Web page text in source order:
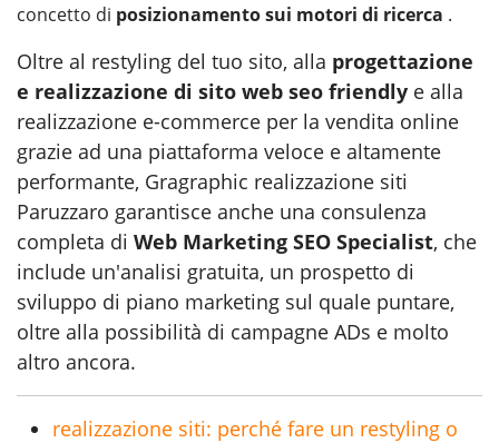
concetto di posizionamento sui motori di ricerca .
Oltre al restyling del tuo sito, alla progettazione
e realizzazione di sito web seo friendly e alla
realizzazione e-commerce per la vendita online
grazie ad una piattaforma veloce e altamente
performante, Gragraphic realizzazione siti
Paruzzaro garantisce anche una consulenza
completa di Web Marketing SEO Specialist, che
include un'analisi gratuita, un prospetto di
sviluppo di piano marketing sul quale puntare,
oltre alla possibilità di campagne ADs e molto
altro ancora.
realizzazione siti: perché fare un restyling o